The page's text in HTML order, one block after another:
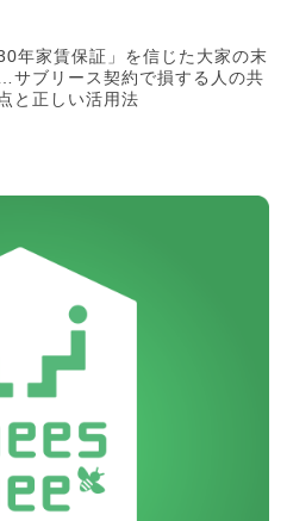
30年家賃保証」を信じた大家の末
サブリース契約で損する人の共
と正しい活用法